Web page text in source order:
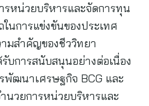
หน่วยบริหารและจัดการทุน
นการแข่งขันของประเทศ
ามสำคัญของชีววิทยา
บการสนับสนุนอย่างต่อเนื่อง
พัฒนาเศรษฐกิจ BCG และ
นวยการหน่วยบริหารและ